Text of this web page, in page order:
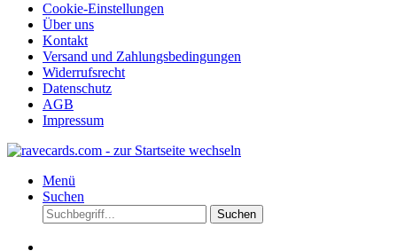
Cookie-Einstellungen
Über uns
Kontakt
Versand und Zahlungsbedingungen
Widerrufsrecht
Datenschutz
AGB
Impressum
Menü
Suchen
Suchen